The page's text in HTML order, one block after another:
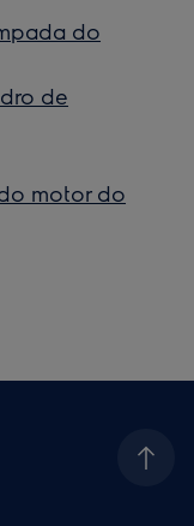
do
de
motor do